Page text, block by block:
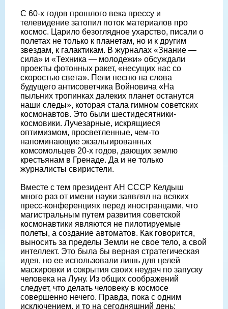
С 60-х годов прошлого века прессу и
телевидение затопил поток материалов про
космос. Царило безоглядное ухарство, писали о
полетах не только к планетам, но и к другим
звездам, к галактикам. В журналах «Знание —
сила» и «Техника — молодежи» обсуждали
проекты фотонных ракет, «несущих нас со
скоростью света». Пели песню на слова
будущего антисоветчика Войновича «На
пыльних тропинках далеких планет останутся
наши следы», которая стала гимном советских
космонавтов. Это были шестидесятники-
космовики. Лучезарные, искрящиеся
оптимизмом, просветленные, чем-то
напоминающие экзальтированных
комсомольцев 20-х годов, дающих землю
крестьянам в Гренаде. Да и не только
журналисты свиристели.
Вместе с тем президент АН СССР Келдыш
много раз от имени науки заявлял на всяких
пресс-конференциях перед иностранцами, что
магистральным путем развития советской
космонавтики являются не пилотируемые
полеты, а создание автоматов. Как говорится,
выносить за пределы Земли не свое тело, а свой
интеллект. Это была бы верная стратегическая
идея, но ее использовали лишь для целей
маскировки и сокрытия своих неудач по запуску
человека на Луну. Из общих соображений
следует, что делать человеку в космосе
совершенно нечего. Правда, пока с одним
исключением, и то на сегодняшний день: